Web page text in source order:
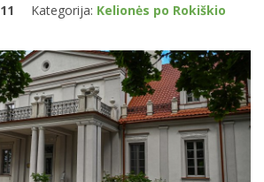
Kategorija: Kelionės po Rokiškio